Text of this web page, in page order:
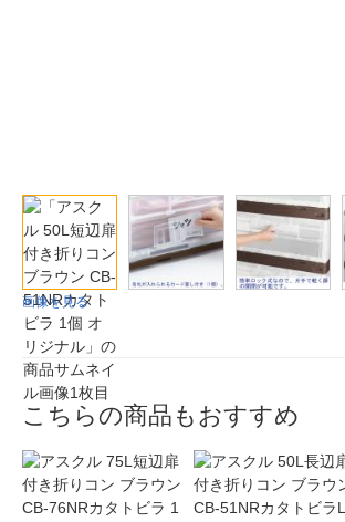
画像を見る
こちらの商品もおすすめ